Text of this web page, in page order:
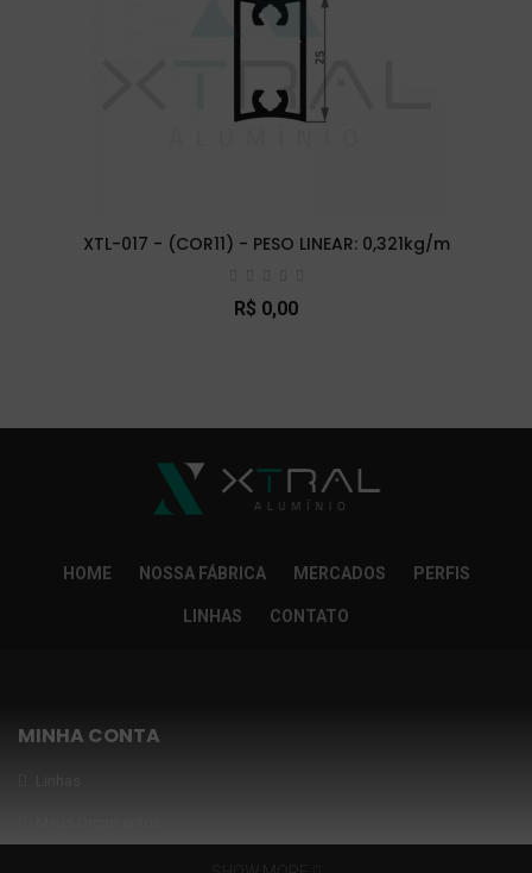
XTL-017 - (COR11) - PESO LINEAR: 0,321kg/m
R$ 0,00
HOME NOSSA FÁBRICA MERCADOS PERFIS
LINHAS CONTATO
MINHA CONTA